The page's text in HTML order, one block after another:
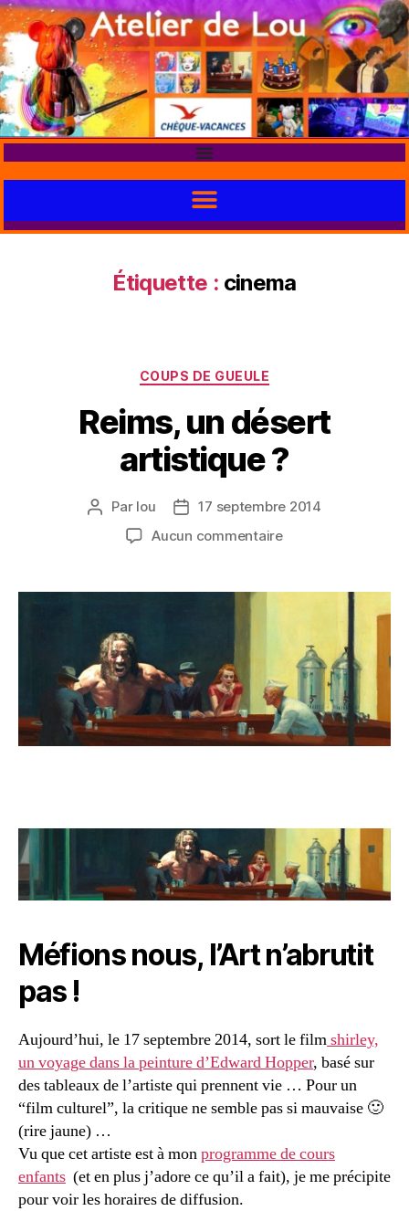
Étiquette : cinema
COUPS DE GUEULE
Reims, un désert
artistique ?
Par lou
17 septembre 2014
Aucun commentaire
Méfions nous, l’Art n’abrutit
pas !
Aujourd’hui, le 17 septembre 2014, sort le filmshirley,
un voyage dans la peinture d’Edward Hopper, basé sur
des tableaux de l’artiste qui prennent vie … Pour un
“film culturel”, la critique ne semble pas si mauvaise 🙂
(rire jaune) …
Vu que cet artiste est à monprogramme de cours
enfants (et en plus j’adore ce qu’il a fait), je me précipite
pour voir les horaires de diffusion.